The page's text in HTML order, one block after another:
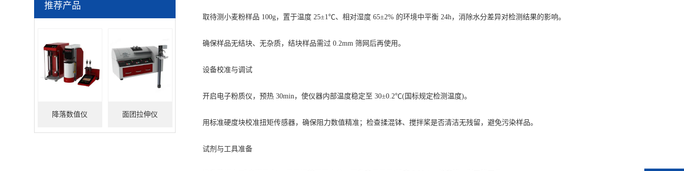
推荐产品
降落数值仪 面团拉伸仪
取待测小麦粉样品 100g，置于温度 25±1℃、相对湿度 65±2% 的环境中平衡 24h，消除水分差异对检测结果的影响。
确保样品无结块、无杂质，结块样品需过 0.2mm 筛网后再使用。
设备校准与调试
开启电子粉质仪，预热 30min，使仪器内部温度稳定至 30±0.2℃(国标规定检测温度)。
用标准硬度块校准扭矩传感器，确保阻力数值精准；检查揉混钵、搅拌桨是否清洁无残留，避免污染样品。
试剂与工具准备